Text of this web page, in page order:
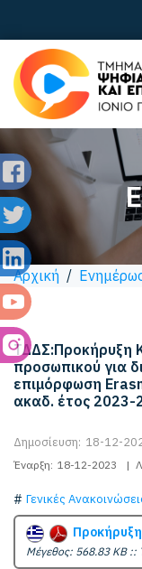
Αρχική /
ΤΔΔΣ:Προκήρυξη
προσωπικού για
επιμόρφωση
ακαδ. έτος 2023-
Δημοσίευση: 18-12-
Έναρξη: 18-12-2023 |
Γενικές
Mέγεθος: 568.83 KB ::